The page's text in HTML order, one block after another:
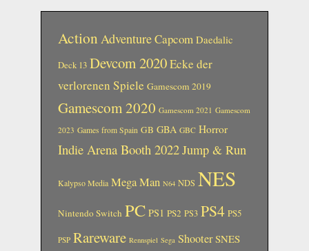
Action AdventureCapcom Daedalic
Deck 13 Devcom 2020Ecke der
verlorenen Spiele Gamescom 2019
Gamescom 2020 Gamescom 2021 Gamescom
2023 Games from Spain GB GBA GBC Horror
Indie Arena Booth 2022Jump & Run
Kalypso Media Mega Man N64 NDS NES
Nintendo Switch PC PS1 PS2 PS3 PS4 PS5
PSP Rareware Rennspiel Sega Shooter SNES